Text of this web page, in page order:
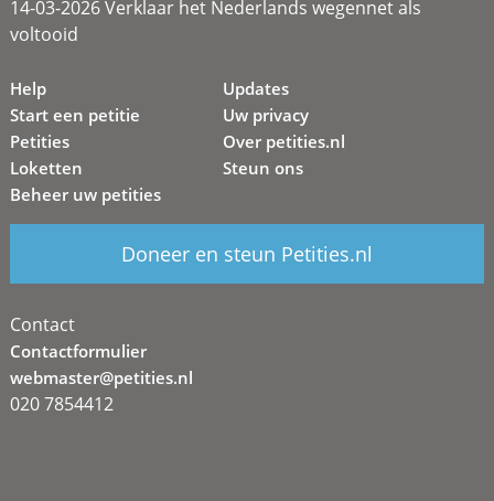
14-03-2026 Verklaar het Nederlands wegennet als
voltooid
Help
Start een petitie
Petities
Loketten
Beheer uw petities
Updates
Uw privacy
Over petities.nl
Steun ons
Doneer en steun Petities.nl
Contact
Contactformulier
webmaster@petities.nl
020 7854412